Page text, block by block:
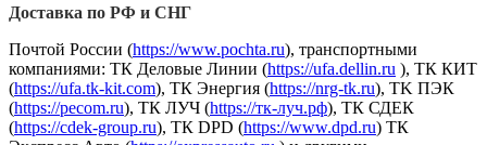
Доставка по РФ и СНГ
Почтой России (https://www.pochta.ru), транспортными
компаниями: ТК Деловые Линии (https://ufa.dellin.ru ), ТК КИТ
(https://ufa.tk-kit.com), ТК Энергия (https://nrg-tk.ru), ТK ПЭК
(https://pecom.ru), ТК ЛУЧ (https://тк-луч.рф), ТК СДЕК
(https://cdek-group.ru), ТК DPD (https://www.dpd.ru) ТК